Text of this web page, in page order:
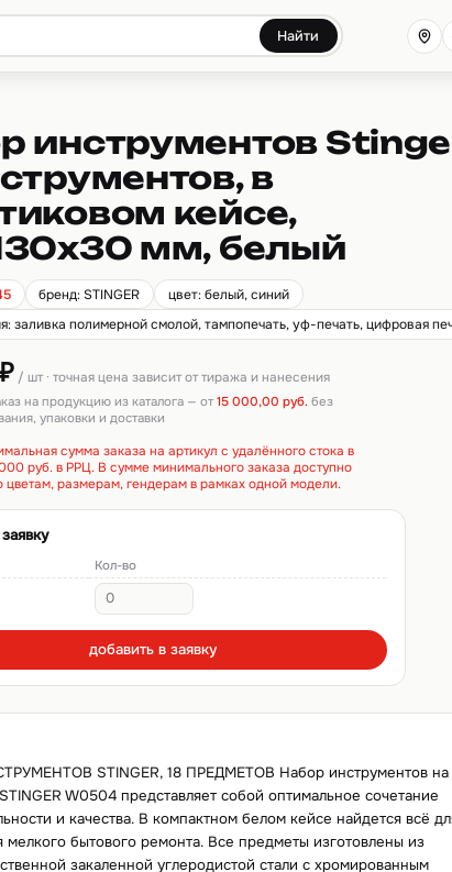
Найти
инструментов
в
кейсе,
мм, белый
бренд: STINGER
цвет: белый, синий
заливка полимерной смолой, тампопечать, уф-печать, цифровая
₽ / шт · точная цена зависит от тиража и нанесения
на продукцию из каталога — от15 000,00 руб. без
упаковки и доставки
сумма заказа на артикул с удалённого стока в
руб. в РРЦ. В сумме минимального заказа доступно
цветам, размерам, гендерам в рамках одной модели.
Кол-во
добавить в заявку
STINGER, 18 ПРЕДМЕТОВ Набор инструментов на
W0504 представляет собой оптимальное сочетание
и качества. В компактном белом кейсе найдется всё
мелкого бытового ремонта. Все предметы изготовлены из
закаленной углеродистой стали с хромированным